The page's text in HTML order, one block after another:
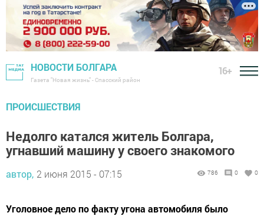
НОВОСТИ БОЛГАРА
Газета "Новая жизнь" - Спасский район
16+
ПРОИСШЕСТВИЯ
Недолго катался житель Болгара,
угнавший машину у своего знакомого
автор, 2 июня 2015 - 07:15 786 0 0
Уголовное дело по факту угона автомобиля было